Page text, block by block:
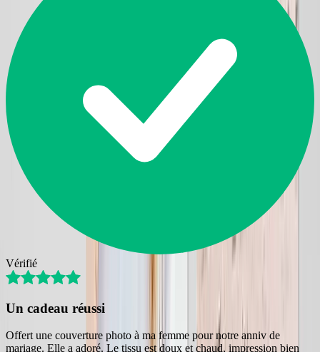
Vérifié
Un cadeau réussi
Offert une couverture photo à ma femme pour notre anniv de
mariage. Elle a adoré. Le tissu est doux et chaud, impression bien